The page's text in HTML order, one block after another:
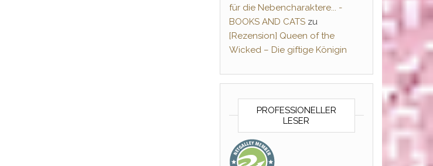
für die Nebencharaktere... -
BOOKS AND CATSzu
[Rezension] Queen of the
Wicked – Die giftige Königin
PROFESSIONELLER
LESER